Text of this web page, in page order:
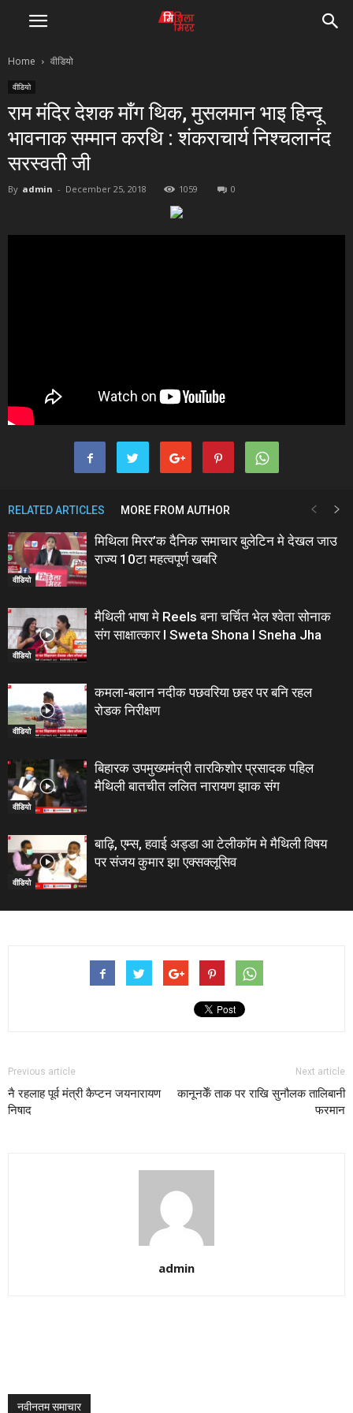
Home वीडियो
वीडियो
राम मंदिर देशक माँग थिक, मुसलमान भाइ हिन्दू
भावनाक सम्मान करथि : शंकराचार्य निश्चलानंद
सरस्वती जी
By admin - December 25, 2018 1059 0
RELATED ARTICLES MORE FROM AUTHOR
वीडियो
मिथिला मिरर’क दैनिक समाचार बुलेटिन मे देखल जाउ
राज्य 10टा महत्वपूर्ण खबरि
वीडियो
मैथिली भाषा मे Reels बना चर्चित भेल श्वेता सोनाक
संग साक्षात्कार I Sweta Shona I Sneha Jha
वीडियो
कमला-बलान नदीक पछवरिया छहर पर बनि रहल
रोडक निरीक्षण
वीडियो
बिहारक उपमुख्यमंत्री तारकिशोर प्रसादक पहिल
मैथिली बातचीत ललित नारायण झाक संग
वीडियो
बाढ़ि, एम्स, हवाई अड्डा आ टेलीकाॅम मे मैथिली विषय
पर संजय कुमार झा एक्सक्लूसिव
Previous article
नै रहलाह पूर्व मंत्री कैप्टन जयनारायण
निषाद
Next article
कानूनकेँ ताक पर राखि सुनौलक तालिबानी
फरमान
admin
नवीनतम समाचार